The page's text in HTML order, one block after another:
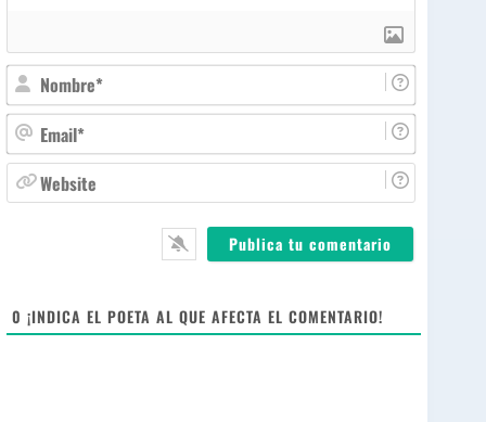
o
m
b
r
m
ie
0 ¡INDICA EL POETA AL QUE AFECTA EL COMENTARIO!